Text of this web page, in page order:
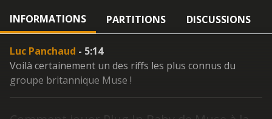
INFORMATIONS PARTITIONS DISCUSSIONS
Luc Panchaud - 5:14
Voilà certainement un des riffs les plus connus du
groupe britannique Muse !